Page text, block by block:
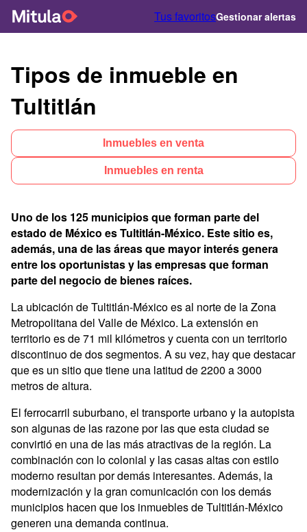
Tus favoritosGestionar alertas
Tipos de inmueble en
Tultitlán
Inmuebles en venta
Inmuebles en renta
Uno de los 125 municipios que forman parte del
estado de México es Tultitlán-México. Este sitio es,
además, una de las áreas que mayor interés genera
entre los oportunistas y las empresas que forman
parte del negocio de bienes raíces.
La ubicación de Tultitlán-México es al norte de la Zona
Metropolitana del Valle de México. La extensión en
territorio es de 71 mil kilómetros y cuenta con un territorio
discontinuo de dos segmentos. A su vez, hay que destacar
que es un sitio que tiene una latitud de 2200 a 3000
metros de altura.
El ferrocarril suburbano, el transporte urbano y la autopista
son algunas de las razone por las que esta ciudad se
convirtió en una de las más atractivas de la región. La
combinación con lo colonial y las casas altas con estilo
moderno resultan por demás interesantes. Además, la
modernización y la gran comunicación con los demás
municipios hacen que los inmuebles de Tultitlán-México
generen una demanda continua.